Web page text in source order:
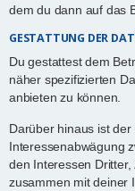
dem du dann auf das
GESTATTUNG DER
Du gestattest dem
näher spezifizierten
anbieten zu können.
Darüber hinaus ist
Interessenabwägung
den Interessen
zusammen mit deiner